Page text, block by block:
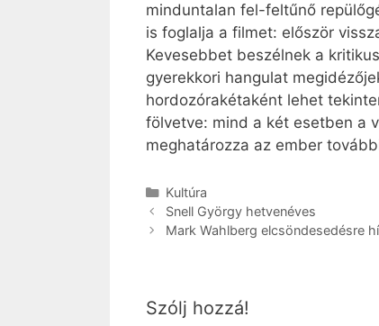
minduntalan fel-feltűnő
is foglalja a filmet: először
Kevesebbet beszélnek a
gyerekkori hangulat
hordozórakétaként lehet
fölvetve: mind a két esetben a
meghatározza az ember
Kategória
Kultúra
Snell György hetvenéves
Mark Wahlberg elcsöndesedésre
Szólj hozzá!